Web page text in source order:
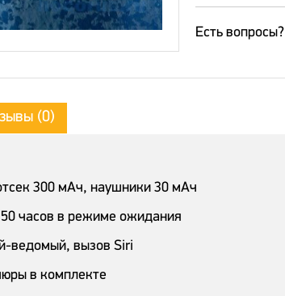
Есть вопросы?
(0)
300 мАч, наушники 30 мАч
часов в режиме ожидания
ведомый, вызов Siri
в комплекте